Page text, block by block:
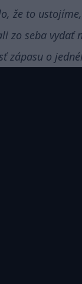
že to
zo seba
o